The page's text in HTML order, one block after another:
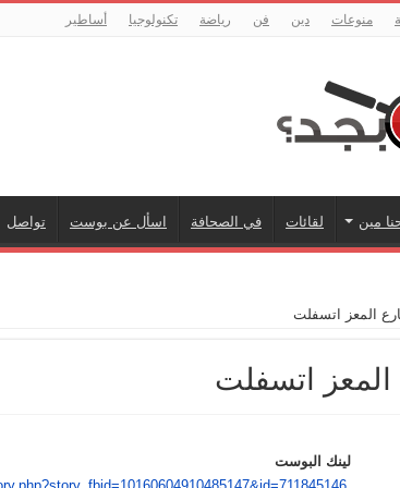
منوعات دين فن رياضة تكنولوجيا أساطير
مين لقائات في الصحافة اسأل عن بوست تواصل
المعز اتسفلت
اتسفلت
لينك البوست